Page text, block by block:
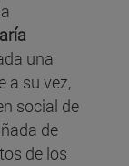
una
a su vez,
social de
de
de los